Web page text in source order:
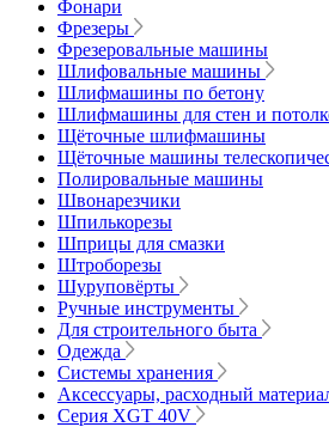
Фонари
Фрезеры
Фрезеровальные машины
Шлифовальные машины
Шлифмашины по бетону
Шлифмашины для стен и
Щёточные шлифмашины
Щёточные машины
Полировальные машины
Швонарезчики
Шпилькорезы
Шприцы для смазки
Штроборезы
Шуруповёрты
Ручные инструменты
Для строительного быта
Одежда
Системы хранения
Аксессуары, расходный
Серия XGT 40V